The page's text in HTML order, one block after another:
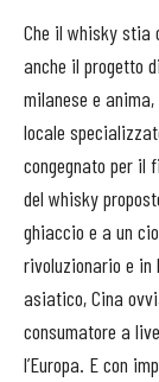
Che il whisky stia
anche il progetto
milanese e anima,
locale
congegnato per il
del whisky
ghiaccio e a un
rivoluzionario e in
asiatico, Cina
consumatore a
l’Europa. E con